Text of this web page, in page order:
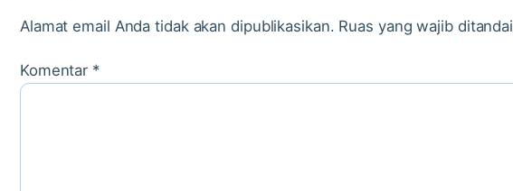
Alamat email Anda tidak akan dipublikasikan. Ruas yang wajib ditandai
Komentar *